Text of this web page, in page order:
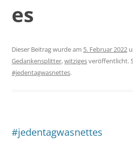
es
Dieser Beitrag wurde am 5. Februar 2022
Gedankensplitter,witzigesveröffentlicht.
#jedentagwasnettes.
#jedentagwasnettes